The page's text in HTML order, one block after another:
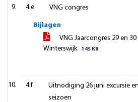
4.e VNG congres
Bijlagen
VNG Jaarcongres 29 en
Winterswijk
145 KB
4.f
Uitnodiging 26 juni excursie
seizoen